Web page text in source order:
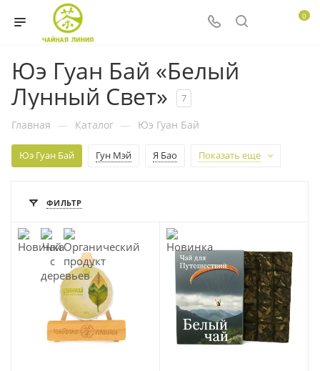
0
Юэ Гуан Бай «Белый
Лунный Свет»
7
Главная — Каталог — Юэ Гуан Бай
Юэ Гуан Бай Гун Мэй Я Бао Показать еще
ФИЛЬТР